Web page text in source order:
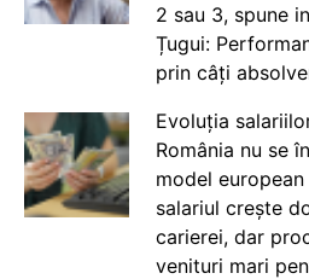
2 sau 3, spune
Țugui:
prin câți
Evoluția
România nu se
model
salariul crește
carierei, dar
venituri mari